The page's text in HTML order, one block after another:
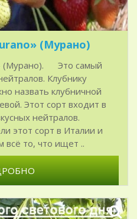
(Мурано)
(Мурано). Это самый
Клубнику
назвать клубничной
Этот сорт входит в
нейтралов.
этот сорт в Италии и
всё то, что ищет ..